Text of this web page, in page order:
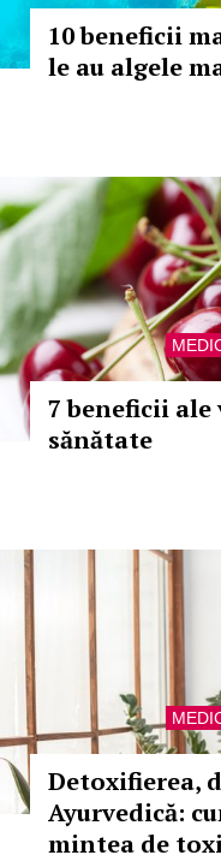
10 beneficii
le au algele
7 beneficii
sănătate
Detoxifierea,
Ayurvedică:
mintea de